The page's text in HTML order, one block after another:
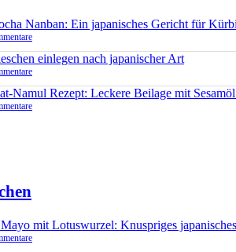
Nanban: Ein japanisches Gericht für
einlegen nach japanischer Art
Namul Rezept: Leckere Beilage mit
mit Lotuswurzel: Knuspriges